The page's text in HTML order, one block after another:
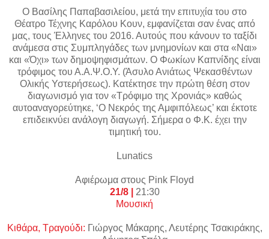
Ο Βασίλης Παπαβασιλείου, μετά την επιτυχία του στο
Θέατρο Τέχνης Καρόλου Κουν, εμφανίζεται σαν ένας από
μας, τους Έλληνες του 2016. Αυτούς που κάνουν το ταξίδι
ανάμεσα στις Συμπληγάδες των μνημονίων και στα «Ναι»
και «Όχι» των δημοψηφισμάτων. Ο Φωκίων Καπνίδης είναι
τρόφιμος του Α.Α.Ψ.Ο.Υ. (Άσυλο Ανιάτως Ψεκασθέντων
Ολικής Υστερήσεως). Κατέκτησε την πρώτη θέση στον
διαγωνισμό για τον «Τρόφιμο της Χρονιάς» καθώς
αυτοαναγορεύτηκε, ‘Ο Νεκρός της Αμφιπόλεως’ και έκτοτε
επιδεικνύει ανάλογη διαγωγή. Σήμερα ο Φ.Κ. έχει την
τιμητική του.
Lunatics
Αφιέρωμα στους Pink Floyd
21/8 | 21:30
Μουσική
Κιθάρα, Τραγούδι: Γιώργος Μάκαρης, Λευτέρης Τσακιράκης,